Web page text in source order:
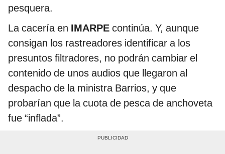
pesquera.
La cacería en IMARPE continúa. Y, aunque
consigan los rastreadores identificar a los
presuntos filtradores, no podrán cambiar el
contenido de unos audios que llegaron al
despacho de la ministra Barrios, y que
probarían que la cuota de pesca de anchoveta
fue “inflada”.